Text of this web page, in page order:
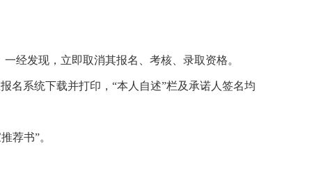
经发现，立即取消其报名、考核、录取资格。
名系统下载并打印，“本人自述”栏及承诺人签名均
荐书”。